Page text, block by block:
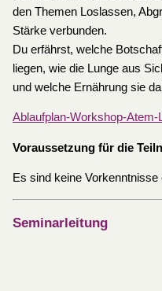
den Themen Loslassen,
Stärke verbunden.
Du erfährst, welche
liegen, wie die Lunge aus
und welche Ernährung sie
Ablaufplan-Workshop-Atem-
Voraussetzung für die
Es sind keine Vorkenntnisse
Seminarleitung